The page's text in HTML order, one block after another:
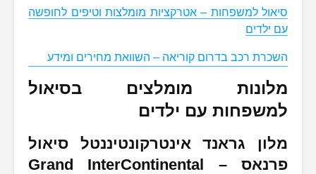
סיאול למשפחות – אטרקציות מומלצות וטיפים לחופשה
עם ילדים
השכרת רכב בדרום קוריאה – השוואת מחירים ומידע
מלונות מומלצים בסיאול
למשפחות עם ילדים
מלון
גראנד אינטרקונטיננטל סיאול
פרנאס
–
Grand InterContinental